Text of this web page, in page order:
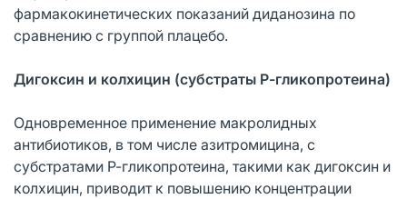
фармакокинетических показаний диданозина по
сравнению с группой плацебо.
Дигоксин и колхицин (субстраты Р-гликопротеина)
Одновременное применение макролидных
антибиотиков, в том числе азитромицина, с
субстратами Р-гликопротеина, такими как дигоксин и
колхицин, приводит к повышению концентрации